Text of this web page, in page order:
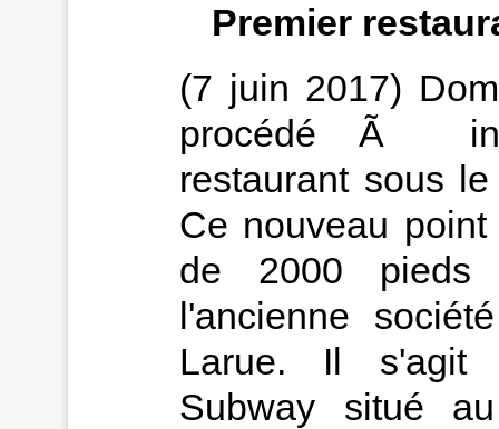
THE GAME
(╯O_o）╯︵ ┻━┻
Premier
(7 juin 2017)
procédé Ã
restaurant sous
Ce nouveau
de 2000 pieds
l'ancienne
Larue. Il s'agit
Subway situé